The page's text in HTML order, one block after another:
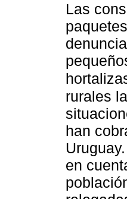
Las
rurales
han
en